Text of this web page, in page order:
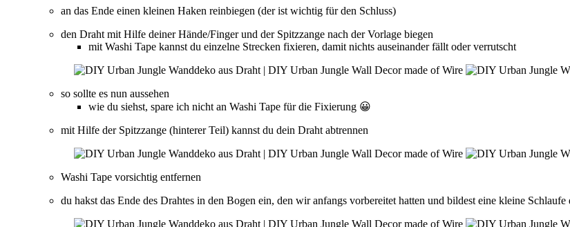
an das Ende einen kleinen Haken reinbiegen (der ist wichtig für den Schluss)
den Draht mit Hilfe deiner Hände/Finger und der Spitzzange nach der Vorlage biegen
mit Washi Tape kannst du einzelne Strecken fixieren, damit nichts auseinander fällt oder verrutscht
so sollte es nun aussehen
wie du siehst, spare ich nicht an Washi Tape für die Fixierung 😀
mit Hilfe der Spitzzange (hinterer Teil) kannst du dein Draht abtrennen
Washi Tape vorsichtig entfernen
du hakst das Ende des Drahtes in den Bogen ein, den wir anfangs vorbereitet hatten und bildest eine kleine